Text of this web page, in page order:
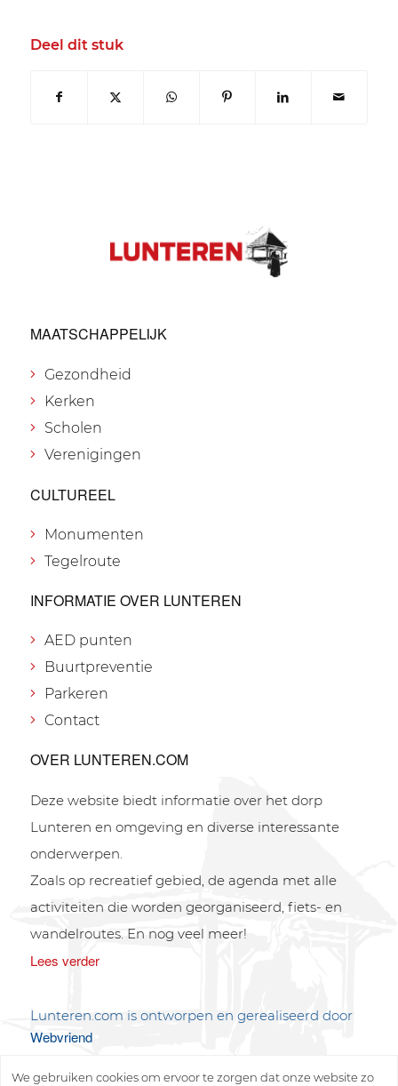
Deel dit stuk
MAATSCHAPPELIJK
Gezondheid
Kerken
Scholen
Verenigingen
CULTUREEL
Monumenten
Tegelroute
INFORMATIE OVER LUNTEREN
AED punten
Buurtpreventie
Parkeren
Contact
OVER LUNTEREN.COM
Deze website biedt informatie over het dorp
Lunteren en omgeving en diverse interessante
onderwerpen.
Zoals op recreatief gebied, de agenda met alle
activiteiten die worden georganiseerd, fiets- en
wandelroutes. En nog veel meer!
Lees verder
Lunteren.com is ontworpen en gerealiseerd door
Webvriend
We gebruiken cookies om ervoor te zorgen dat onze website zo